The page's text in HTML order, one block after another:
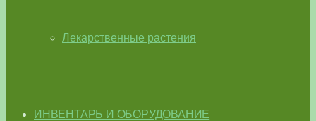
Лекарственные растения
ИНВЕНТАРЬ И ОБОРУДОВАНИЕ